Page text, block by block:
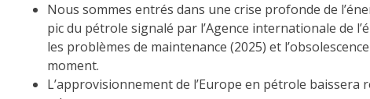
Nous sommes entrés dans une crise profonde de
pic du pétrole signalé par l’Agence internationale de
les problèmes de maintenance (2025) et
moment.
L’approvisionnement de l’Europe en pétrole